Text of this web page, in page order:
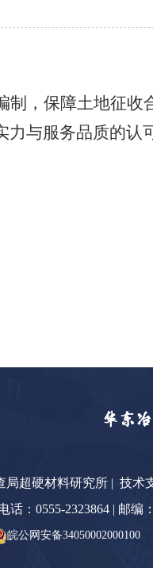
，保障土地征收
力与服务品质的认
局超硬材料研究所 | 技术
：0555-2323864 | 邮编
皖公网安备34050002000100